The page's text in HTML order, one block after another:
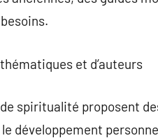
et d’auteurs
spiritualité proposent
développement